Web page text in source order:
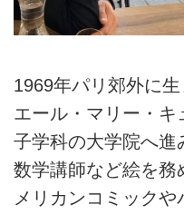
1969年パリ郊外に
エール・マリー・
子学科の大学院へ進
数学講師など絵を務
メリカンコミック